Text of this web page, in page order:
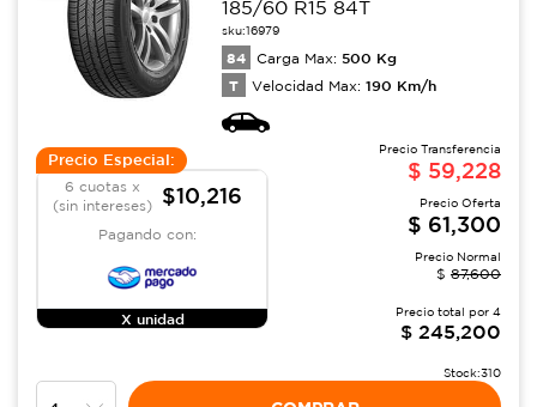
185/60 R15 84T
sku:16979
84 Carga Max: 500 Kg
T Velocidad Max: 190 Km/h
Precio Especial:
6 cuotas x
(sin intereses)
$10,216
Pagando con:
X unidad
Precio Transferencia
$ 59,228
Precio Oferta
$ 61,300
Precio Normal
$ 87,600
Precio total por 4
$ 245,200
Stock:310